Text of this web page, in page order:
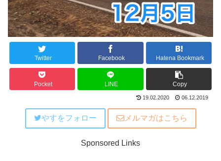
Twitter Facebook Hatena Bookmark
Pocket LINE Copy
19.02.2020 06.12.2019
やすをフォロー メルマガはこちら
Sponsored Links